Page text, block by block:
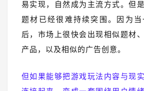
易实现，自然成为主流方式。但
题材已经很难持续突围。因为
后，市场上很快会出现相似题材
产品，以及相似的广告创意。
但如果能够把游戏玩法内容与现